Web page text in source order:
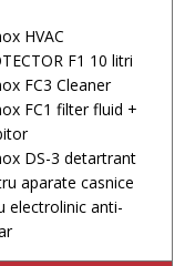
HVAC
F1 10 litri
FC3 Cleaner
FC1 filter fluid +
DS-3 detartrant
aparate casnice
electrolinic anti-